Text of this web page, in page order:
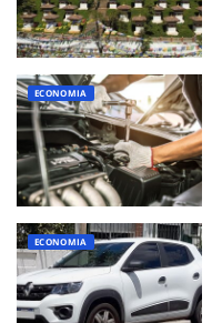
ECONOMIA
ECONOMIA